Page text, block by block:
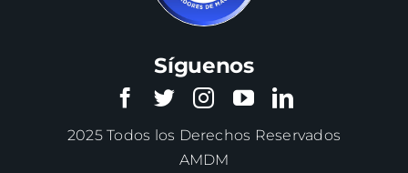
Síguenos
2025 Todos los Derechos Reservados
AMDM